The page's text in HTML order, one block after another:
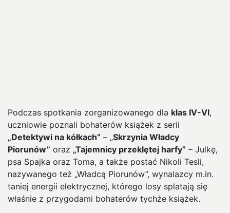
Podczas spotkania zorganizowanego dla klas IV-VI,
uczniowie poznali bohaterów książek z serii
„Detektywi na kółkach” – „Skrzynia Władcy
Piorunów” oraz „Tajemnicy przeklętej harfy” – Julkę,
psa Spajka oraz Toma, a także postać Nikoli Tesli,
nazywanego też „Władcą Piorunów”, wynalazcy m.in.
taniej energii elektrycznej, którego losy splatają się
właśnie z przygodami bohaterów tychże książek.